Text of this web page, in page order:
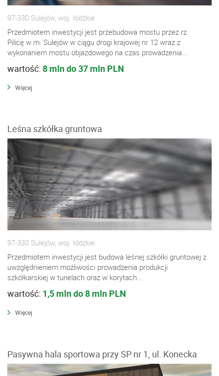
97-330 Sulejów, woj. łódzkie
Przedmiotem inwestycji jest przebudowa mostu przez rz.
Pilicę w m. Sulejów w ciągu drogi krajowej nr 12 wraz z
wykonaniem mostu objazdowego na czas prowadzenia...
wartość: 8 mln do 37 mln PLN
Więcej
Leśna szkółka gruntowa
97-330 Sulejów, woj. łódzkie
Przedmiotem inwestycji jest budowa leśnej szkółki gruntowej z
uwzględnieniem możliwości prowadzenia produkcji
szkółkarskiej w tunelach oraz w korytach...
wartość: 1,5 mln do 8 mln PLN
Więcej
Pasywna hala sportowa przy SP nr 1, ul. Konecka